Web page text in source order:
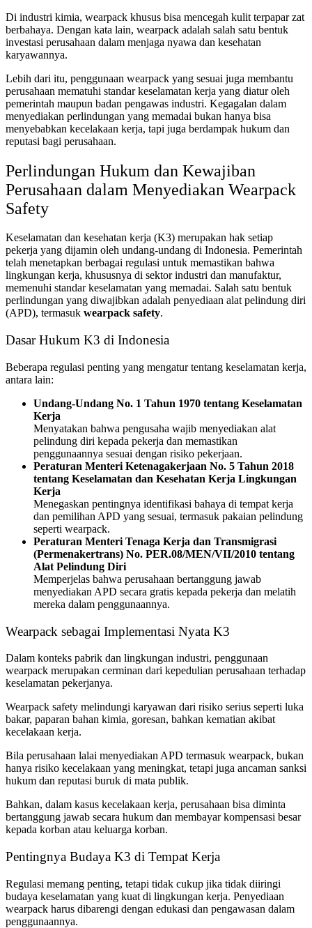
Di industri kimia, wearpack khusus bisa mencegah kulit terpapar zat
berbahaya. Dengan kata lain, wearpack adalah salah satu bentuk
investasi perusahaan dalam menjaga nyawa dan kesehatan
karyawannya.
Lebih dari itu, penggunaan wearpack yang sesuai juga membantu
perusahaan mematuhi standar keselamatan kerja yang diatur oleh
pemerintah maupun badan pengawas industri. Kegagalan dalam
menyediakan perlindungan yang memadai bukan hanya bisa
menyebabkan kecelakaan kerja, tapi juga berdampak hukum dan
reputasi bagi perusahaan.
Perlindungan Hukum dan Kewajiban
Perusahaan dalam Menyediakan Wearpack
Safety
Keselamatan dan kesehatan kerja (K3) merupakan hak setiap
pekerja yang dijamin oleh undang-undang di Indonesia. Pemerintah
telah menetapkan berbagai regulasi untuk memastikan bahwa
lingkungan kerja, khususnya di sektor industri dan manufaktur,
memenuhi standar keselamatan yang memadai. Salah satu bentuk
perlindungan yang diwajibkan adalah penyediaan alat pelindung diri
(APD), termasuk wearpack safety.
Dasar Hukum K3 di Indonesia
Beberapa regulasi penting yang mengatur tentang keselamatan kerja,
antara lain:
Undang-Undang No. 1 Tahun 1970 tentang Keselamatan
Kerja
Menyatakan bahwa pengusaha wajib menyediakan alat
pelindung diri kepada pekerja dan memastikan
penggunaannya sesuai dengan risiko pekerjaan.
Peraturan Menteri Ketenagakerjaan No. 5 Tahun 2018
tentang Keselamatan dan Kesehatan Kerja Lingkungan
Kerja
Menegaskan pentingnya identifikasi bahaya di tempat kerja
dan pemilihan APD yang sesuai, termasuk pakaian pelindung
seperti wearpack.
Peraturan Menteri Tenaga Kerja dan Transmigrasi
(Permenakertrans) No. PER.08/MEN/VII/2010 tentang
Alat Pelindung Diri
Memperjelas bahwa perusahaan bertanggung jawab
menyediakan APD secara gratis kepada pekerja dan melatih
mereka dalam penggunaannya.
Wearpack sebagai Implementasi Nyata K3
Dalam konteks pabrik dan lingkungan industri, penggunaan
wearpack merupakan cerminan dari kepedulian perusahaan terhadap
keselamatan pekerjanya.
Wearpack safety melindungi karyawan dari risiko serius seperti luka
bakar, paparan bahan kimia, goresan, bahkan kematian akibat
kecelakaan kerja.
Bila perusahaan lalai menyediakan APD termasuk wearpack, bukan
hanya risiko kecelakaan yang meningkat, tetapi juga ancaman sanksi
hukum dan reputasi buruk di mata publik.
Bahkan, dalam kasus kecelakaan kerja, perusahaan bisa diminta
bertanggung jawab secara hukum dan membayar kompensasi besar
kepada korban atau keluarga korban.
Pentingnya Budaya K3 di Tempat Kerja
Regulasi memang penting, tetapi tidak cukup jika tidak diiringi
budaya keselamatan yang kuat di lingkungan kerja. Penyediaan
wearpack harus dibarengi dengan edukasi dan pengawasan dalam
penggunaannya.